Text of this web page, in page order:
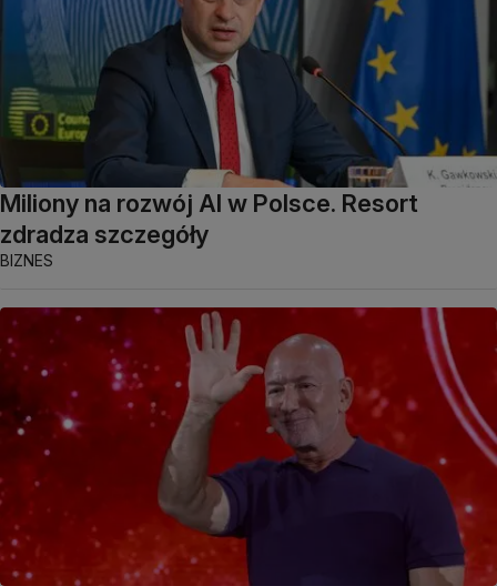
Miliony na rozwój AI w Polsce. Resort
zdradza szczegóły
BIZNES